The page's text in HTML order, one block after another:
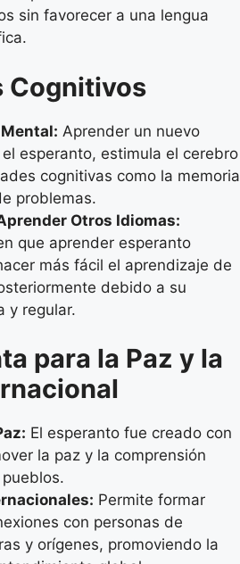
sin favorecer a una lengua
Cognitivos
Aprender un nuevo
esperanto, estimula el cerebro
cognitivas como la memoria
problemas.
Otros Idiomas:
que aprender esperanto
más fácil el aprendizaje de
debido a su
y regular.
para la Paz y la
El esperanto fue creado con
la paz y la comprensión
Permite formar
con personas de
y orígenes, promoviendo la